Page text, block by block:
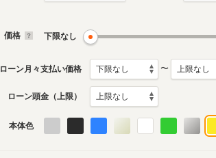
RS4アバントのカタログを見る
価格 下限なし
ローン月々支払い価格 〜
ローン頭金（上限）
本体色